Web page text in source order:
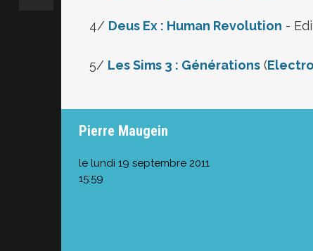
4/ Deus Ex : Human Revolution -
5/ Les Sims 3 : Générations (
Pierre Maugein
le lundi 19 septembre 2011
15:59